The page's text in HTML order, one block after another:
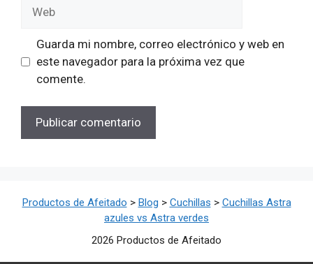
Guarda mi nombre, correo electrónico y web en
este navegador para la próxima vez que
comente.
Productos de Afeitado > Blog > Cuchillas > Cuchillas Astra
azules vs Astra verdes
2026 Productos de Afeitado